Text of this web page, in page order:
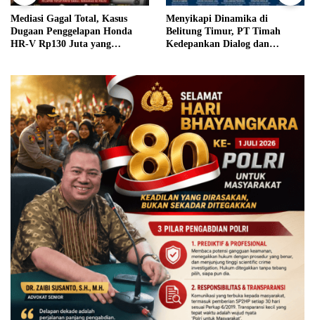
Menyikapi Dinamika di
Belitung Timur, PT Timah
Kedepankan Dialog dan
Humas DPP LIN Desak
dan Panglima TNI Turun
Langsung Usut Dugaan